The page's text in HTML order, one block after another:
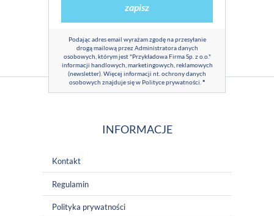
zapisz
Podając adres email wyrażam zgodę na przesyłanie
drogą mailową przez Administratora danych
osobowych, którym jest "Przykładowa Firma Sp. z o.o."
informacji handlowych, marketingowych, reklamowych
(newsletter). Więcej informacji nt. ochrony danych
osobowych znajduje się w Polityce prywatności *
INFORMACJE
Kontakt
Regulamin
Polityka prywatności